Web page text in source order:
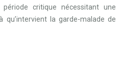
période critique nécessitant une
qu’intervient la garde-malade de